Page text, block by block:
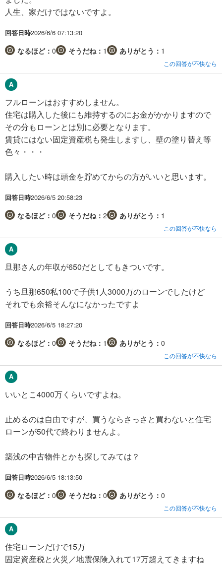
人生、家だけではないですよ。
回答日時2026/6/6 07:13:20
なるほど： 0 そうだね： 1 ありがとう： 1
この回答が不快なら
フルローンはおすすめしません。
住宅は購入した後にも維持するのにお金がかかりますので
その分もローンとは別に必要となります。
賃貸にはない固定資産税も発生しますし、壁の塗り替え等
色々・・・
購入したい時は頭金を貯めてからの方がいいと思います。
回答日時2026/6/5 20:58:23
なるほど： 0 そうだね： 2 ありがとう： 1
この回答が不快なら
旦那さんの年収が650だとしてもきついです。
うち旦那650私100で子供1人3000万のローンでしたけど
それでも余裕そんなになかったですよ
回答日時2026/6/5 18:27:20
なるほど： 0 そうだね： 1 ありがとう： 0
この回答が不快なら
いいとこ4000万くらいですよね。
止めるのは自由ですが、買うならさっさと買わないと住宅
ローンが50代で終わりませんよ。
築浅の中古物件とかも探してみては？
回答日時2026/6/5 18:13:50
なるほど： 0 そうだね： 0 ありがとう： 0
この回答が不快なら
住宅ローンだけで15万
固定資産税と火災／地震保険入れて17万超えてきますね